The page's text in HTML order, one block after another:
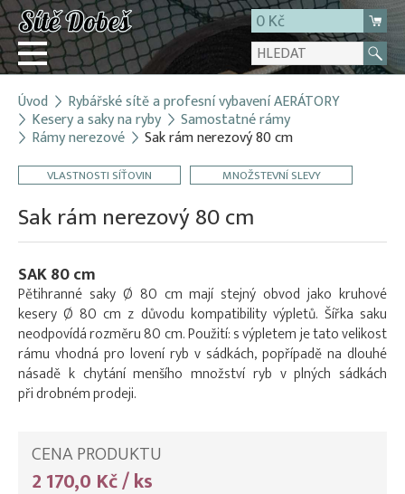
0 Kč
Přihlásit
Registrace
E-shop
O firmě
Kontakt
Úvod Rybářské sítě a profesní vybavení AERÁTORY
Kesery a saky na ryby Samostatné rámy
Rámy nerezové Sak rám nerezový 80 cm
VLASTNOSTI SÍŤOVIN MNOŽSTEVNÍ SLEVY
Sak rám nerezový 80 cm
SAK 80 cm
Pětihranné saky Ø 80 cm mají stejný obvod jako kruhové
kesery Ø 80 cm z důvodu kompatibility výpletů. Šířka saku
neodpovídá rozměru 80 cm. Použití: s výpletem je tato velikost
rámu vhodná pro lovení ryb v sádkách, popřípadě na dlouhé
násadě k chytání menšího množství ryb v plných sádkách
při drobném prodeji.
CENA PRODUKTU
2 170,0 Kč / ks